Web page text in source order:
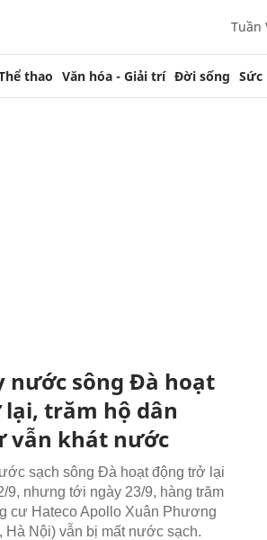
Tuần
thao Văn hóa - Giải trí Đời sống Sức
nước sông Đà hoạt
trăm hộ dân
vẫn khát nước
sạch sông Đà hoạt động trở lại
9, nhưng tới ngày 23/9, hàng trăm
cư Hateco Apollo Xuân Phương
Hà Nội) vẫn bị mất nước sạch.